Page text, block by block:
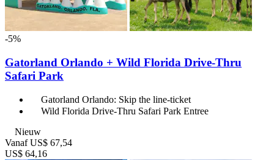
-5%
Gatorland Orlando + Wild Florida Drive-Thru
Safari Park
Gatorland Orlando: Skip the line-ticket
Wild Florida Drive-Thru Safari Park Entree
Nieuw
Vanaf US$ 67,54
US$ 64,16